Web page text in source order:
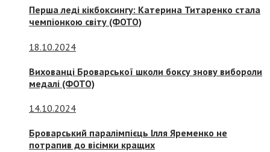
Перша леді кікбоксингу: Катерина Титаренко стала
чемпіонкою світу (ФОТО)
18.10.2024
Вихованці Броварської школи боксу знову вибороли
медалі (ФОТО)
14.10.2024
Броварський паралімпієць Ілля Яременко не
потрапив до вісімки кращих